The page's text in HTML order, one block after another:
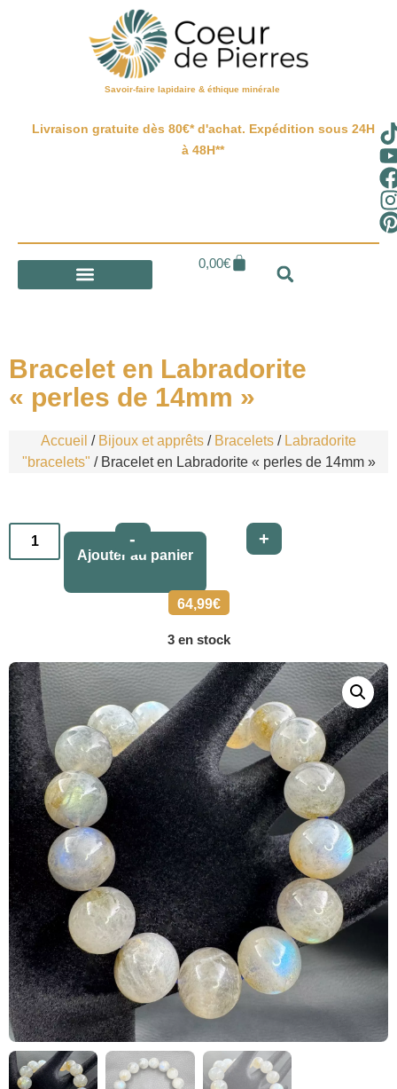
Savoir-faire lapidaire & éthique minérale
Livraison gratuite dès 80€* d'achat. Expédition sous 24H
à 48H**
0,00€
Bracelet en Labradorite
« perles de 14mm »
Accueil / Bijoux et apprêts / Bracelets / Labradorite
"bracelets" / Bracelet en Labradorite « perles de 14mm »
64,99€
3 en stock
- +
Ajouter au panier
Alternative: